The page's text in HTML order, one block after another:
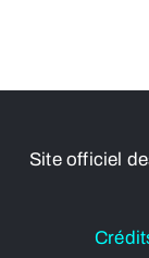
Site officiel